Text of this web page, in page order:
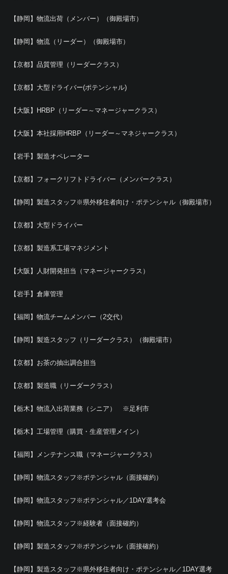
【静岡】物流出荷（メンバー）（御殿場市）
【静岡】物流（リーダー）（御殿場市）
【京都】品質管理（リーダークラス）
【京都】大型ドライバー(ポテンシャル)
【大阪】HRBP（リーダー～マネージャークラス）
【大阪】本社採用HRBP（リーダー～マネジャークラス）
【岩手】製造オペレーター
【京都】フォークリフトドライバー（メンバークラス）
【静岡】製造スタッフ※県外移住者向け・ポテンシャル（御殿場市）
【京都】大型ドライバー
【京都】製造系工場マネジメント
【大阪】人財開発担当（マネージャークラス）
【岩手】倉庫管理
【福岡】物流チームメンバー（2交代）
【静岡】製造スタッフ（リーダークラス）（御殿場市）
【京都】お茶の抽出調合担当
【京都】製造職（リーダークラス）
【栃木】物流入出荷業務（シニア） ※足利市
【栃木】工場管理（購買・生産管理メイン）
【福岡】メンテナンス職（マネージャークラス）
【静岡】物流スタッフ※ポテンシャル（面接確約）
【静岡】物流スタッフ※ポテンシャル／1DAY選考会
【静岡】物流スタッフ※経験者（面接確約）
【静岡】製造スタッフ※ポテンシャル（面接確約）
【静岡】製造スタッフ※県外移住者向け・ポテンシャル／1DAY選考